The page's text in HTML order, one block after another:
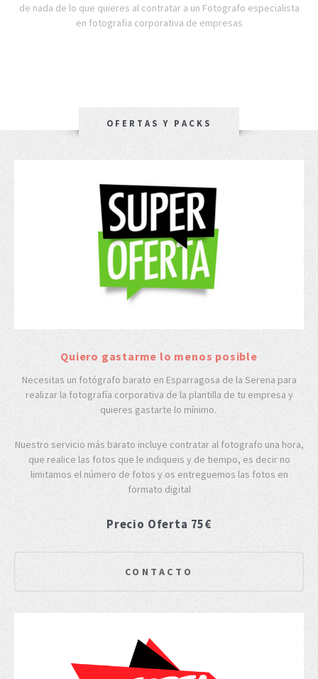
de nada de lo que quieres al contratar a un Fotografo especialista
en fotografia corporativa de empresas
OFERTAS Y PACKS
Quiero gastarme lo menos posible
Necesitas un fotógrafo barato en Esparragosa de la Serena para
realizar la fotografía corporativa de la plantilla de tu empresa y
quieres gastarte lo mínimo.
Nuestro servicio más barato incluye contratar al fotografo una hora,
que realice las fotos que le indiqueis y de tiempo, es decir no
limitamos el número de fotos y os entreguemos las fotos en
formato digital
Precio Oferta 75€
CONTACTO